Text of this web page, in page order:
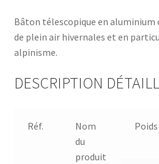
Bâton télescopique en aluminium
de plein air hivernales et en
alpinisme.
DESCRIPTION
Réf.
Nom
du
produit
Poids